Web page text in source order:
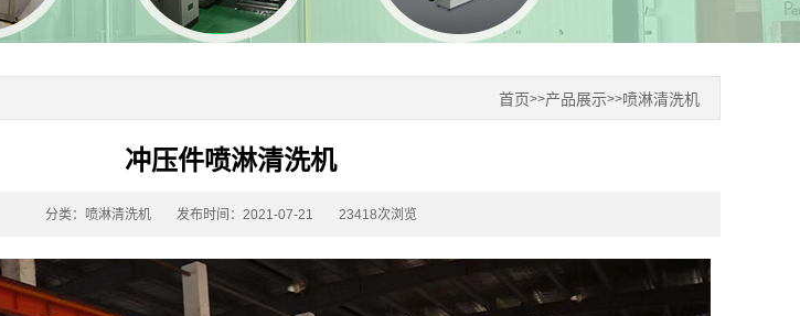
首页>>产品展示>>喷淋清洗机
冲压件喷淋清洗机
分类：喷淋清洗机 发布时间：2021-07-21 23418次浏览